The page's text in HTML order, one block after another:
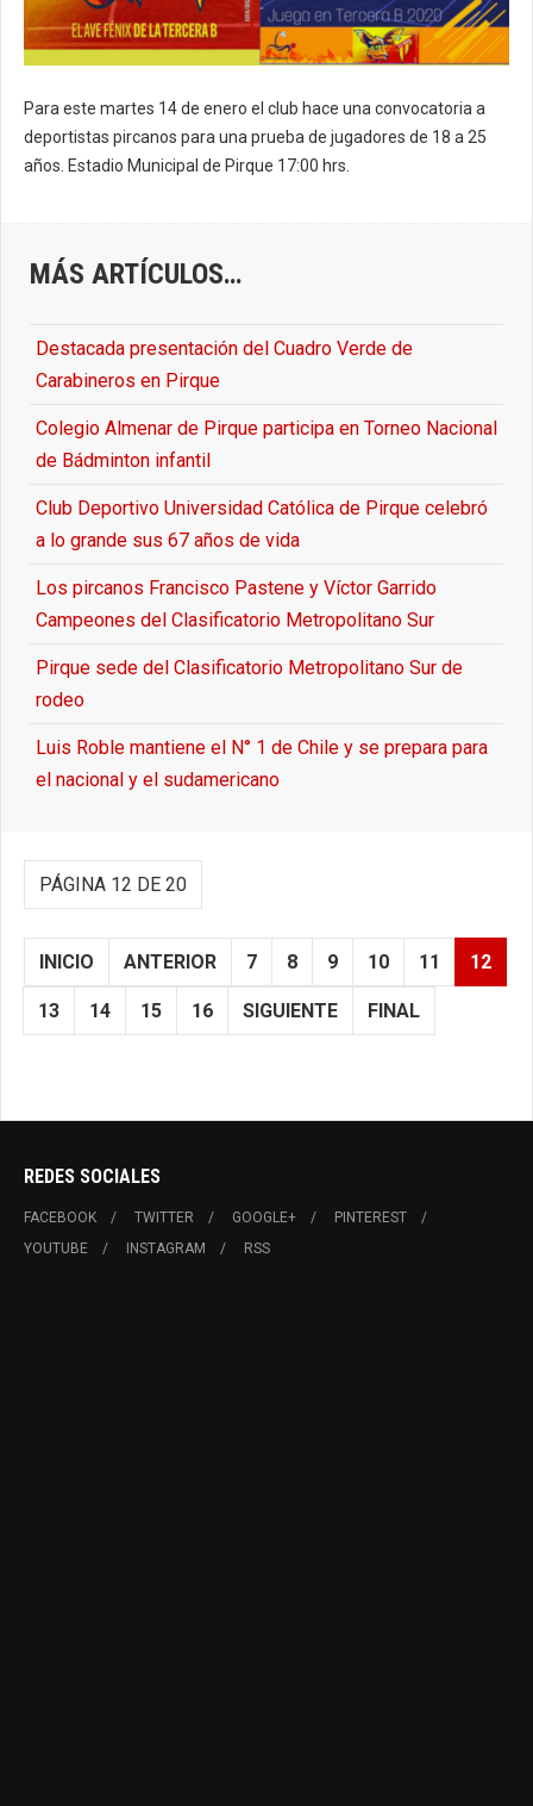
Para este martes 14 de enero el club hace una convocatoria a
deportistas pircanos para una prueba de jugadores de 18 a 25
años. Estadio Municipal de Pirque 17:00 hrs.
MÁS ARTÍCULOS…
Destacada presentación del Cuadro Verde de
Carabineros en Pirque
Colegio Almenar de Pirque participa en Torneo Nacional
de Bádminton infantil
Club Deportivo Universidad Católica de Pirque celebró
a lo grande sus 67 años de vida
Los pircanos Francisco Pastene y Víctor Garrido
Campeones del Clasificatorio Metropolitano Sur
Pirque sede del Clasificatorio Metropolitano Sur de
rodeo
Luis Roble mantiene el N° 1 de Chile y se prepara para
el nacional y el sudamericano
PÁGINA 12 DE 20
INICIO ANTERIOR 7 8 9 10 11 12
13 14 15 16 SIGUIENTE FINAL
REDES SOCIALES
FACEBOOK TWITTER GOOGLE+
PINTEREST
YOUTUBE
INSTAGRAM RSS